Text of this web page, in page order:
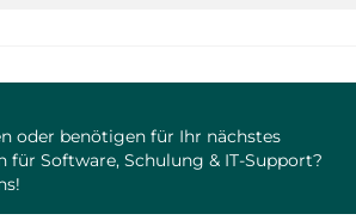
oder benötigen für Ihr nächstes
für Software, Schulung & IT-Support?